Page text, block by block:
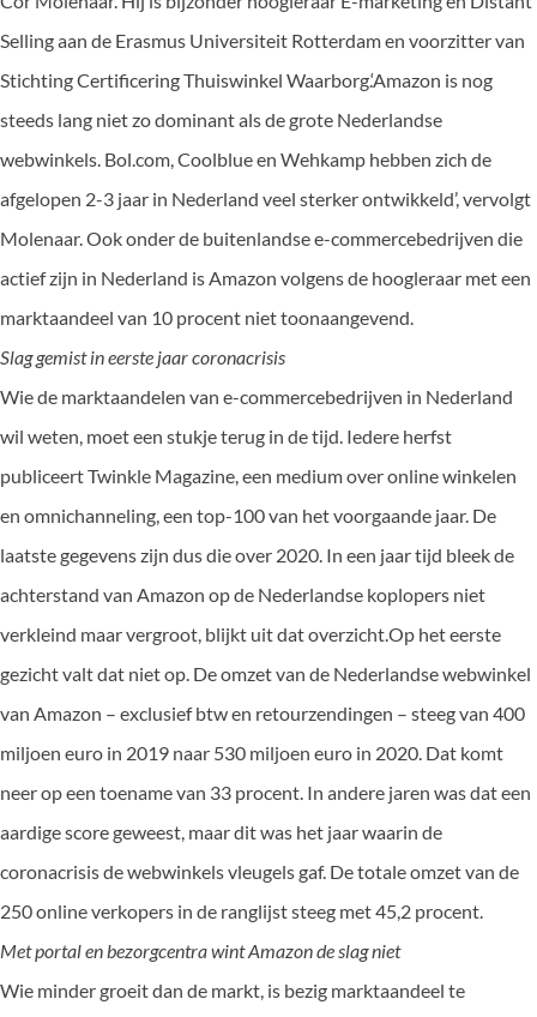
Selling aan de Erasmus Universiteit Rotterdam en voorzitter van
Stichting Certificering Thuiswinkel Waarborg.‘Amazon is nog
steeds lang niet zo dominant als de grote Nederlandse
webwinkels. Bol.com, Coolblue en Wehkamp hebben zich de
afgelopen 2-3 jaar in Nederland veel sterker ontwikkeld’, vervolgt
Molenaar. Ook onder de buitenlandse e-commercebedrijven die
actief zijn in Nederland is Amazon volgens de hoogleraar met een
marktaandeel van 10 procent niet toonaangevend.
Slag gemist in eerste jaar coronacrisis
Wie de marktaandelen van e-commercebedrijven in Nederland
wil weten, moet een stukje terug in de tijd. Iedere herfst
publiceert Twinkle Magazine, een medium over online winkelen
en omnichanneling, een top-100 van het voorgaande jaar. De
laatste gegevens zijn dus die over 2020. In een jaar tijd bleek de
achterstand van Amazon op de Nederlandse koplopers niet
verkleind maar vergroot, blijkt uit dat overzicht.Op het eerste
gezicht valt dat niet op. De omzet van de Nederlandse webwinkel
van Amazon – exclusief btw en retourzendingen – steeg van 400
miljoen euro in 2019 naar 530 miljoen euro in 2020. Dat komt
neer op een toename van 33 procent. In andere jaren was dat een
aardige score geweest, maar dit was het jaar waarin de
coronacrisis de webwinkels vleugels gaf. De totale omzet van de
250 online verkopers in de ranglijst steeg met 45,2 procent.
Met portal en bezorgcentra wint Amazon de slag niet
Wie minder groeit dan de markt, is bezig marktaandeel te